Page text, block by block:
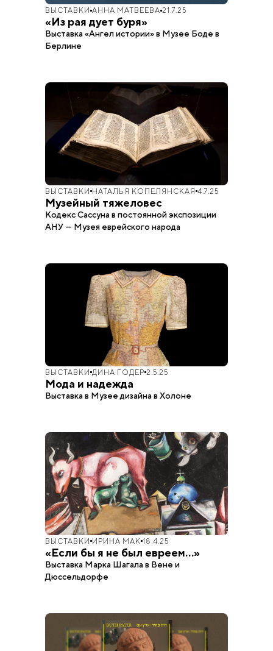
ВЫСТАВКИ АННА МАТВЕЕВА 21.7.25
«Из рая дует буря»
Выставка «Ангел истории» в Музее Боде в
Берлине
ВЫСТАВКИ НАТАЛЬЯ КОПЕЛЯНСКАЯ 4.7.25
Музейный тяжеловес
Кодекс Сассуна в постоянной экспозиции
АНУ — Музея еврейского народа
ВЫСТАВКИ ДИНА ГОДЕР 2.5.25
Мода и надежда
Выставка в Музее дизайна в Холоне
ВЫСТАВКИ ИРИНА МАК 18.4.25
«Если бы я не был евреем...»
Выставка Марка Шагала в Вене и
Дюссельдорфе